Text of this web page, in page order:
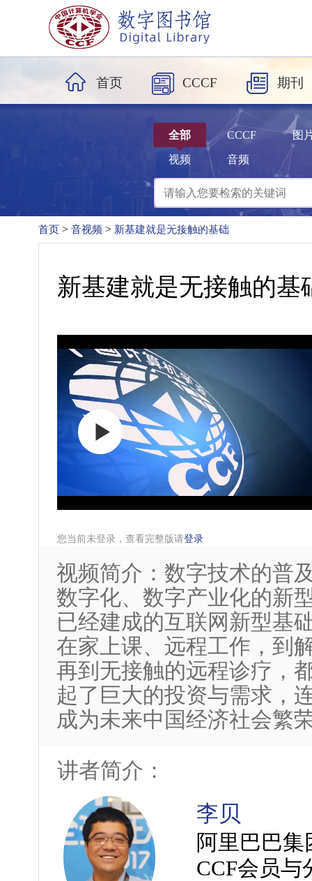
首页 CCCF 期刊
全部 CCCF 图
视频 音频
热搜词： 算法
首页 > 音视频 > 新基建就是无接触的基础
新基建就是无接触的基
您当前未登录，查看完整版请登录
视频简介：数字技术的普
数字化、数字产业化的新
已经建成的互联网新型基
在家上课、远程工作，到
再到无接触的远程诊疗，
起了巨大的投资与需求，
成为未来中国经济社会繁
讲者简介：
李贝
阿里巴巴
CCF会员与